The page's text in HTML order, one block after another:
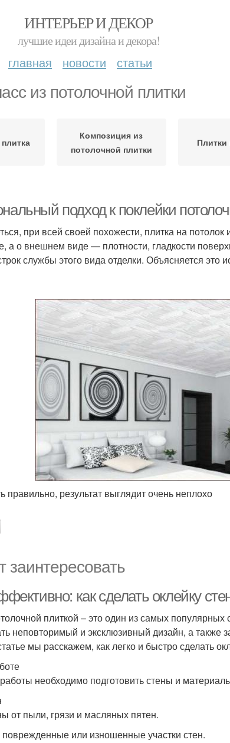
ИНТЕРЬЕР И ДЕКОР
лучшие идеи дизайна и декора!
главная новости статьи
из потолочной плитки
Композиция из
потолочной плитки
подход к поклейки
при всей своей похожести, плитка на
а о внешнем виде — плотности, гладкости
службы этого вида отделки. Объясняется это
правильно, результат выглядит очень неплохо
заинтересовать
как сделать оклейку
плиткой – это один из самых
неповторимый и эксклюзивный дизайн, а также
мы расскажем, как легко и быстро сделать
необходимо подготовить стены и
от пыли, грязи и масляных пятен.
или изношенные участки стен.